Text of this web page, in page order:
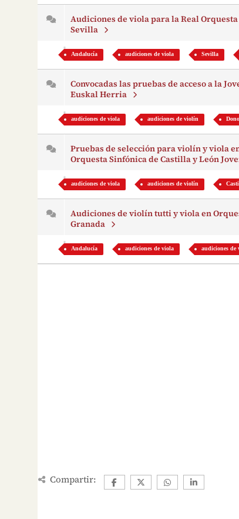
Audiciones de viola para la Real
Sevilla
Andalucía audiciones de viola Sevilla
Convocadas las pruebas de acceso a la
Euskal Herria
audiciones de viola audiciones de violín
Pruebas de selección para violín y viola
Orquesta Sinfónica de Castilla y León
audiciones de viola audiciones de violín
Audiciones de violín tutti y viola en
Granada
Andalucía audiciones de viola audiciones de
Compartir: